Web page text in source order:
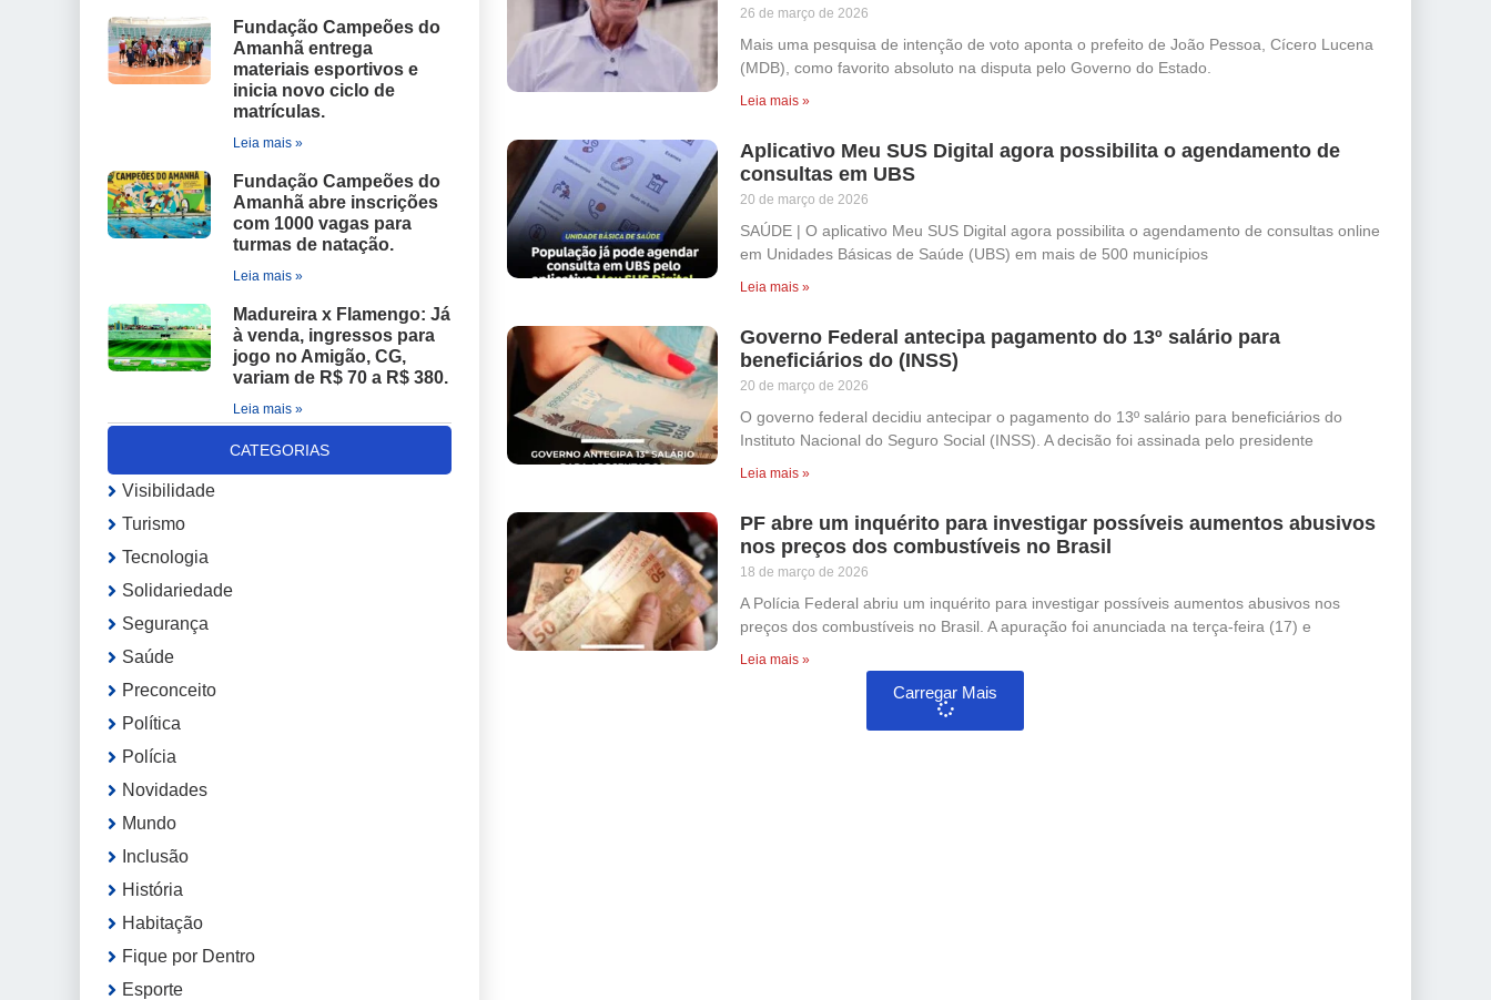
26 de março de 2026
Mais uma pesquisa de intenção de voto aponta o prefeito de João Pessoa, Cícero Lucena
(MDB), como favorito absoluto na disputa pelo Governo do Estado.
Leia mais »
Aplicativo Meu SUS Digital agora possibilita o agendamento de
consultas em UBS
20 de março de 2026
SAÚDE | O aplicativo Meu SUS Digital agora possibilita o agendamento de consultas online
em Unidades Básicas de Saúde (UBS) em mais de 500 municípios
Leia mais »
Governo Federal antecipa pagamento do 13º salário para
beneficiários do (INSS)
20 de março de 2026
O governo federal decidiu antecipar o pagamento do 13º salário para beneficiários do
Instituto Nacional do Seguro Social (INSS). A decisão foi assinada pelo presidente
Leia mais »
PF abre um inquérito para investigar possíveis aumentos abusivos
nos preços dos combustíveis no Brasil
18 de março de 2026
A Polícia Federal abriu um inquérito para investigar possíveis aumentos abusivos nos
preços dos combustíveis no Brasil. A apuração foi anunciada na terça-feira (17) e
Leia mais »
Carregar Mais
Fundação Campeões do
Amanhã entrega
materiais esportivos e
inicia novo ciclo de
matrículas.
Leia mais »
Fundação Campeões do
Amanhã abre inscrições
com 1000 vagas para
turmas de natação.
Leia mais »
Madureira x Flamengo: Já
à venda, ingressos para
jogo no Amigão, CG,
variam de R$ 70 a R$ 380.
Leia mais »
CATEGORIAS
Visibilidade
Turismo
Tecnologia
Solidariedade
Segurança
Saúde
Preconceito
Política
Polícia
Novidades
Mundo
Inclusão
História
Habitação
Fique por Dentro
Esporte